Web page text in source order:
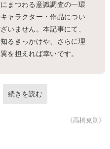
まつわる意識調査の一環
ャラクター・作品につい
いません。本記事にて、
るきっかけや、さらに理
を担えれば幸いです。
続きを読む
《高橋克則》